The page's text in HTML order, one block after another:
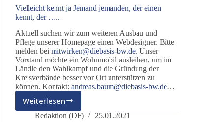
Vielleicht kennt ja Jemand jemanden, der einen
kennt, der …..
Aktuell suchen wir zum weiteren Ausbau und
Pflege unserer Homepage einen Webdesigner. Bitte
melden bei mitwirken@diebasis-bw.de. Unser
Vorstand möchte ein Wohnmobil ausleihen, um im
Ländle den Wahlkampf und die Gründung der
Kreisverbände besser vor Ort unterstützen zu
können. Kontakt: andreas.baum@diebasis-bw.de…
Weiterlesen
Vielleicht
kennt
Redaktion (DF) 25.01.2021